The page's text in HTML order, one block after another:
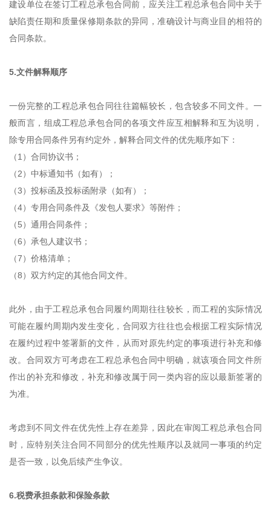
建设单位在签订工程总承包合同前，应关注工程总承包合同中关于
缺陷责任期和质量保修期条款的异同，准确设计与商业目的相符的
合同条款。
5.文件解释顺序
一份完整的工程总承包合同往往篇幅较长，包含较多不同文件。一
般而言，组成工程总承包合同的各项文件应互相解释和互为说明，
除专用合同条件另有约定外，解释合同文件的优先顺序如下：
（1）合同协议书；
（2）中标通知书（如有）；
（3）投标函及投标函附录（如有）；
（4）专用合同条件及《发包人要求》等附件；
（5）通用合同条件；
（6）承包人建议书；
（7）价格清单；
（8）双方约定的其他合同文件。
此外，由于工程总承包合同履约周期往往较长，而工程的实际情况
可能在履约周期内发生变化，合同双方往往也会根据工程实际情况
在履约过程中签署新的文件，从而对原先约定的事项进行补充和修
改。合同双方可考虑在工程总承包合同中明确，就该项合同文件所
作出的补充和修改，补充和修改属于同一类内容的应以最新签署的
为准。
考虑到不同文件在优先性上存在差异，因此在审阅工程总承包合同
时，应特别关注合同不同部分的优先性顺序以及就同一事项的约定
是否一致，以免后续产生争议。
6.税费承担条款和保险条款